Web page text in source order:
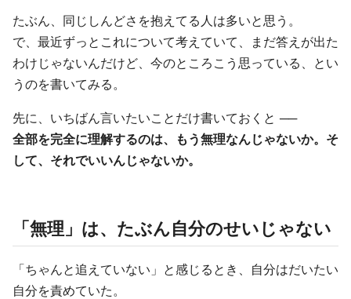
たぶん、同じしんどさを抱えてる人は多いと思う。
で、最近ずっとこれについて考えていて、まだ答えが出た
わけじゃないんだけど、今のところこう思っている、とい
うのを書いてみる。
先に、いちばん言いたいことだけ書いておくと ──
全部を完全に理解するのは、もう無理なんじゃないか。そ
して、それでいいんじゃないか。
「無理」は、たぶん自分のせいじゃない
「ちゃんと追えていない」と感じるとき、自分はだいたい
自分を責めていた。